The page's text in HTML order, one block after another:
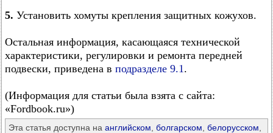
5. Установить хомуты крепления защитных кожухов.
Остальная информация, касающаяся технической
характеристики, регулировки и ремонта передней
подвески, приведена в подразделе 9.1.
(Информация для статьи была взята с сайта:
«Fordbook.ru»)
Эта статья доступна на английском болгарском белорусском